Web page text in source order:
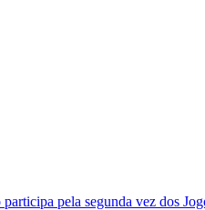
pela segunda vez dos